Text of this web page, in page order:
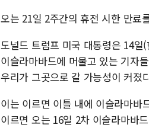
오는 21일 2주간의 휴전 시한 만료
도널드 트럼프 미국 대통령은 14
이슬라마바드에 머물고 있는 기자
우리가 그곳으로 갈 가능성이 커졌
이는 이르면 이틀 내에 이슬라마바
이르면 오는 16일 2차 이슬라마바